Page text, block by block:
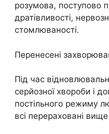
розумова, поступово
дратівливості,
стомлюваності.
Перенесені
Під час
серйозної хвороби і
постільного режиму
всі перераховані